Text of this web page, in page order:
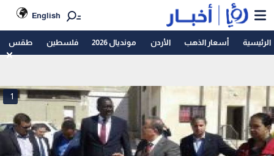
English
الرئيسية أسعار الذهب الأردن مونديال 2026 فلسطين طقس
1